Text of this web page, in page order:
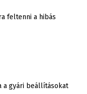
feltenni a hibás
a gyári beállításokat